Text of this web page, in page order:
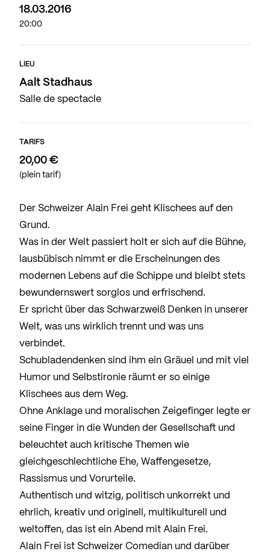
18.03.2016
20:00
LIEU
Aalt Stadhaus
Salle de spectacle
TARIFS
20,00 €
(plein tarif)
Der Schweizer Alain Frei geht Klischees auf den
Grund.
Was in der Welt passiert holt er sich auf die Bühne,
lausbübisch nimmt er die Erscheinungen des
modernen Lebens auf die Schippe und bleibt stets
bewundernswert sorglos und erfrischend.
Er spricht über das Schwarzweiß Denken in unserer
Welt, was uns wirklich trennt und was uns
verbindet.
Schubladendenken sind ihm ein Gräuel und mit viel
Humor und Selbstironie räumt er so einige
Klischees aus dem Weg.
Ohne Anklage und moralischen Zeigefinger legte er
seine Finger in die Wunden der Gesellschaft und
beleuchtet auch kritische Themen wie
gleichgeschlechtliche Ehe, Waffengesetze,
Rassismus und Vorurteile.
Authentisch und witzig, politisch unkorrekt und
ehrlich, kreativ und originell, multikulturell und
weltoffen, das ist ein Abend mit Alain Frei.
Alain Frei ist Schweizer Comedian und darüber